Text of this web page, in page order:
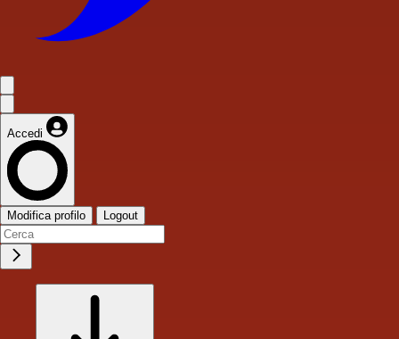
Accedi
Modifica profilo Logout